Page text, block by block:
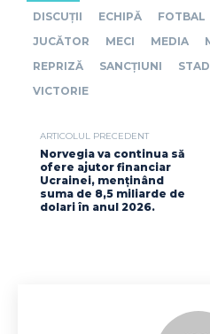
DISCUȚII
ECHIPĂ FOTBAL
JUCĂTOR
MECI MEDIA
REPRIZĂ
SANCȚIUNI
VICTORIE
ARTICOLUL PRECEDENT
Norvegia va continua să
ofere ajutor financiar
Ucrainei, menținând
suma de 8,5 miliarde de
dolari în anul 2026.